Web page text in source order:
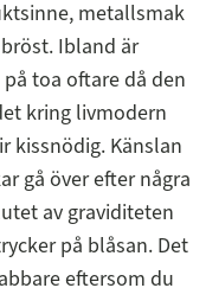
metallsmak
Ibland är
toa oftare då den
kring livmodern
kissnödig. Känslan
gå över efter några
av graviditeten
på blåsan. Det
eftersom du